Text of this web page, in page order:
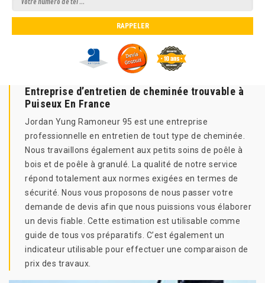
Entreprise d’entretien de cheminée trouvable à
Puiseux En France
Jordan Yung Ramoneur 95 est une entreprise
professionnelle en entretien de tout type de cheminée.
Nous travaillons également aux petits soins de poêle à
bois et de poêle à granulé. La qualité de notre service
répond totalement aux normes exigées en termes de
sécurité. Nous vous proposons de nous passer votre
demande de devis afin que nous puissions vous élaborer
un devis fiable. Cette estimation est utilisable comme
guide de tous vos préparatifs. C’est également un
indicateur utilisable pour effectuer une comparaison de
prix des travaux.